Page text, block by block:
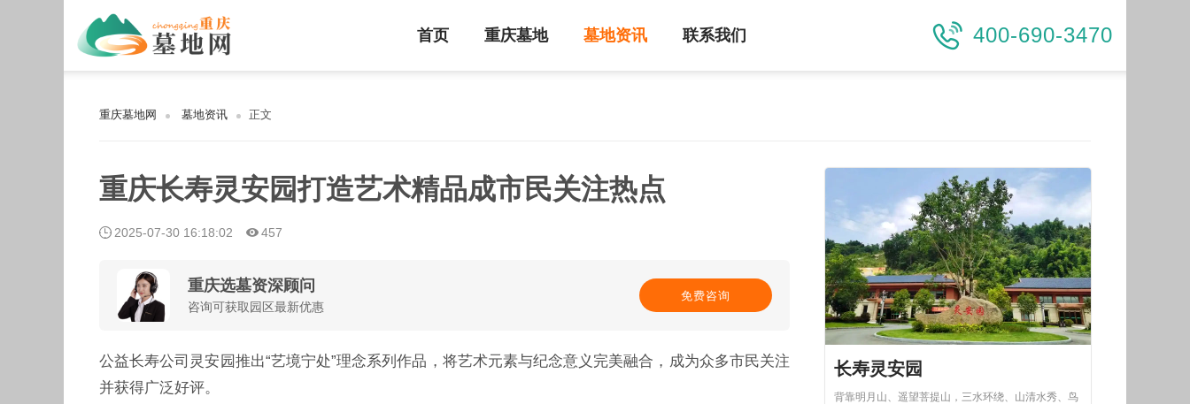
首页 重庆墓地 墓地资讯 联系我们 400-690-3470
重庆墓地网 墓地资讯 正文
重庆长寿灵安园打造艺术精品成市民关注热点
2025-07-30 16:18:02 457
重庆选墓资深顾问
咨询可获取园区最新优惠
免费咨询
公益长寿公司灵安园推出“艺境宁处”理念系列作品，将艺术元素与纪念意义完美融合，成为众多市民关注
并获得广泛好评。
长寿灵安园
背靠明月山、遥望菩提山，三水环绕、山清水秀、鸟